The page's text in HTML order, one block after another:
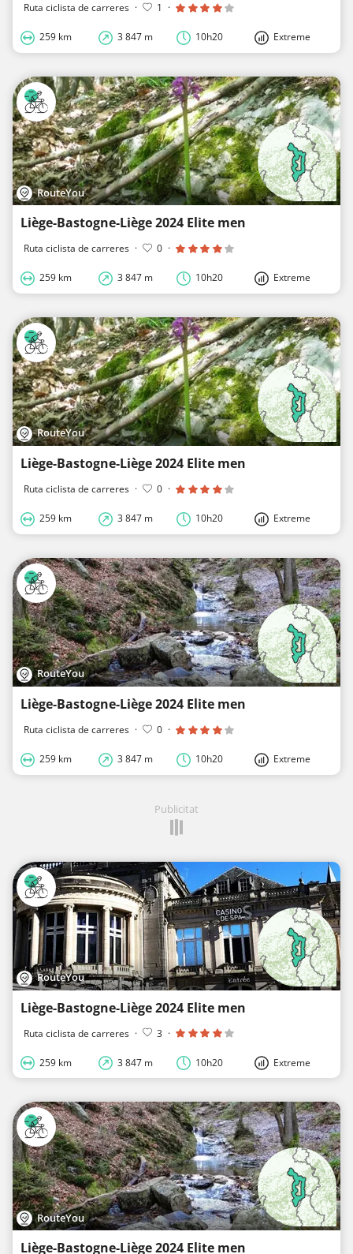
Ruta ciclista de carreres · 1 ·
259 km 3 847 m 10h20 Extreme
RouteYou
Liège-Bastogne-Liège 2024 Elite men
Ruta ciclista de carreres · 0 ·
259 km 3 847 m 10h20 Extreme
RouteYou
Liège-Bastogne-Liège 2024 Elite men
Ruta ciclista de carreres · 0 ·
259 km 3 847 m 10h20 Extreme
RouteYou
Liège-Bastogne-Liège 2024 Elite men
Ruta ciclista de carreres · 0 ·
259 km 3 847 m 10h20 Extreme
Publicitat
RouteYou
Liège-Bastogne-Liège 2024 Elite men
Ruta ciclista de carreres · 3 ·
259 km 3 847 m 10h20 Extreme
RouteYou
Liège-Bastogne-Liège 2024 Elite men